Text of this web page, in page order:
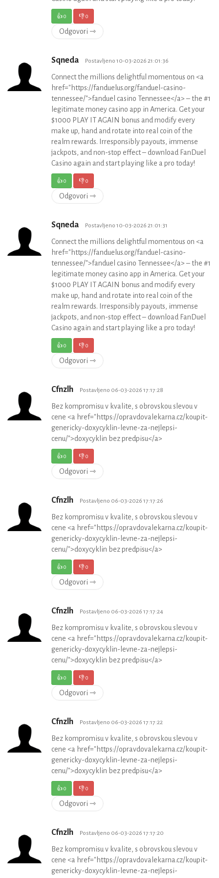
👍0 👎0
Odgovori ⇾
Sqneda Postavljeno 10-03-2026 21:01:36
Connect the millions delightful momentous on <a
href="https://fanduelus.org/fanduel-casino-
tennessee/">fanduel casino Tennessee</a> – the #1
legitimate money casino app in America. Get your
$1000 PLAY IT AGAIN bonus and modify every
make up, hand and rotate into real coin of the
realm rewards. Irresponsibly payouts, immense
jackpots, and non-stop effect – download FanDuel
Casino again and start playing like a pro today!
👍0 👎0
Odgovori ⇾
Sqneda Postavljeno 10-03-2026 21:01:31
Connect the millions delightful momentous on <a
href="https://fanduelus.org/fanduel-casino-
tennessee/">fanduel casino Tennessee</a> – the #1
legitimate money casino app in America. Get your
$1000 PLAY IT AGAIN bonus and modify every
make up, hand and rotate into real coin of the
realm rewards. Irresponsibly payouts, immense
jackpots, and non-stop effect – download FanDuel
Casino again and start playing like a pro today!
👍0 👎0
Odgovori ⇾
Cfnzlh Postavljeno 06-03-2026 17:17:28
Bez kompromisu v kvalite, s obrovskou slevou v
cene <a href="https://opravdovalekarna.cz/koupit-
genericky-doxycyklin-levne-za-nejlepsi-
cenu/">doxycyklin bez predpisu</a>
👍0 👎0
Odgovori ⇾
Cfnzlh Postavljeno 06-03-2026 17:17:26
Bez kompromisu v kvalite, s obrovskou slevou v
cene <a href="https://opravdovalekarna.cz/koupit-
genericky-doxycyklin-levne-za-nejlepsi-
cenu/">doxycyklin bez predpisu</a>
👍0 👎0
Odgovori ⇾
Cfnzlh Postavljeno 06-03-2026 17:17:24
Bez kompromisu v kvalite, s obrovskou slevou v
cene <a href="https://opravdovalekarna.cz/koupit-
genericky-doxycyklin-levne-za-nejlepsi-
cenu/">doxycyklin bez predpisu</a>
👍0 👎0
Odgovori ⇾
Cfnzlh Postavljeno 06-03-2026 17:17:22
Bez kompromisu v kvalite, s obrovskou slevou v
cene <a href="https://opravdovalekarna.cz/koupit-
genericky-doxycyklin-levne-za-nejlepsi-
cenu/">doxycyklin bez predpisu</a>
👍0 👎0
Odgovori ⇾
Cfnzlh Postavljeno 06-03-2026 17:17:20
Bez kompromisu v kvalite, s obrovskou slevou v
cene <a href="https://opravdovalekarna.cz/koupit-
genericky-doxycyklin-levne-za-nejlepsi-